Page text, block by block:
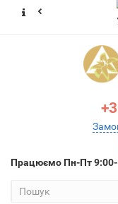
Працюємо Пн-Пт